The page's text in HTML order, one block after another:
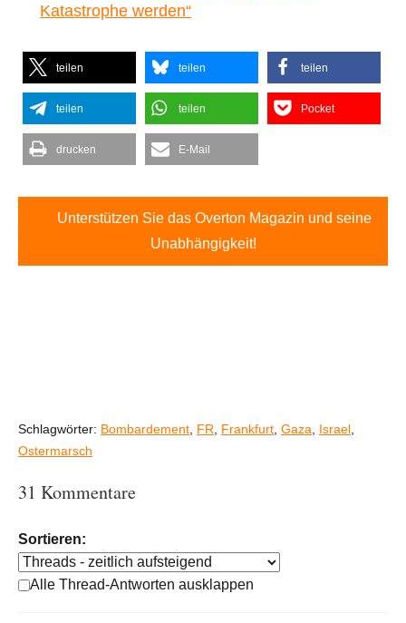
Katastrophe werden“
teilen teilen teilen
teilen teilen Pocket
drucken E-Mail
Unterstützen Sie das Overton Magazin und seine
Unabhängigkeit!
Schlagwörter: Bombardement, FR, Frankfurt, Gaza, Israel,
Ostermarsch
31 Kommentare
Sortieren:
Alle Thread-Antworten ausklappen